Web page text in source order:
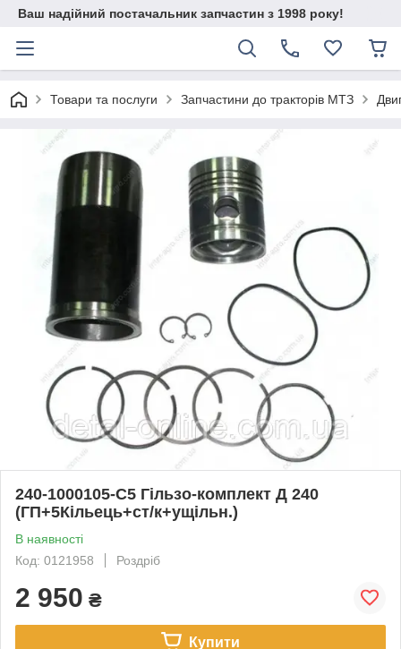
Ваш надійний постачальник запчастин з 1998 року!
Товари та послуги Запчастини до тракторів МТЗ
240-1000105-С5 Гільзо-комплект Д 240
(ГП+5Кільець+ст/к+ущільн.)
В наявності
Код: 0121958
Роздріб
2 950 ₴
Купити